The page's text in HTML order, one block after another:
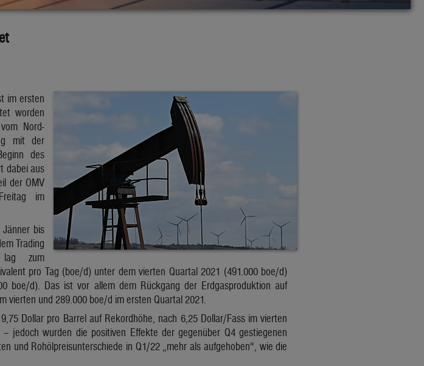
im ersten
worden
Nord-
mit der
des
dabei aus
der OMV
im
bis
Trading
lag zum
pro Tag (boe/d) unter dem vierten Quartal 2021 (491.000 boe/d)
boe/d). Das ist vor allem dem Rückgang der Erdgasproduktion auf
vierten und 289.000 boe/d im ersten Quartal 2021.
Dollar pro Barrel auf Rekordhöhe, nach 6,25 Dollar/Fass im vierten
jedoch wurden die positiven Effekte der gegenüber Q4 gestiegenen
und Rohölpreisunterschiede in Q1/22 „mehr als aufgehoben“, wie die